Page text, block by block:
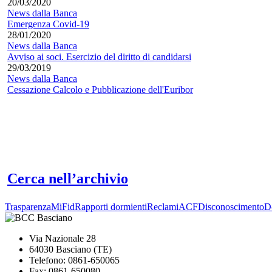
News dalla Banca
Emergenza Covid-19
28/01/2020
News dalla Banca
Avviso ai soci. Esercizio del diritto di candidarsi
29/03/2019
News dalla Banca
Cessazione Calcolo e Pubblicazione dell'Euribor
Cerca nell’archivio
TrasparenzaMiFidRapporti dormientiReclamiACFDisconoscimento
Via Nazionale 28
64030 Basciano (TE)
Telefono: 0861-650065